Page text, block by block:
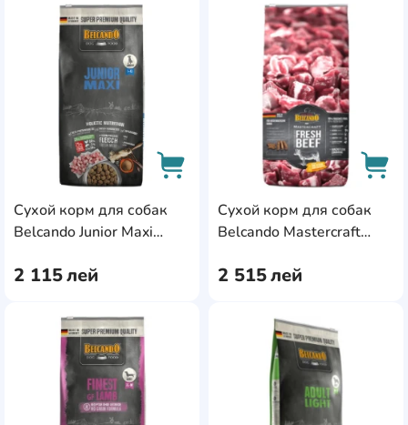
Влажные корма для
собак
Сухой корм для собак
Belcando Junior Maxi
2 115лей
AddCardToFavourite
AddCardToCart
Сухой корм для собак
Belcando Mastercraft
2 515лей
AddCardToFavourite